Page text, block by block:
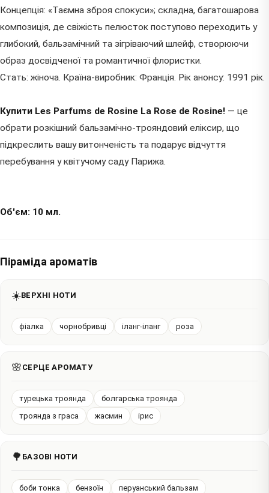
Концепція: «Таємна зброя спокуси»; складна, багатошарова
композиція, де свіжість пелюсток поступово переходить у
глибокий, бальзамічний та зігріваючий шлейф, створюючи
образ досвідченої та романтичної флористки.
Стать: жіноча. Країна-виробник: Франція. Рік анонсу: 1991 рік.
Купити Les Parfums de Rosine La Rose de Rosine! — це
обрати розкішний бальзамічно-трояндовий еліксир, що
підкреслить вашу витонченість та подарує відчуття
перебування у квітучому саду Парижа.
Об'єм: 10 мл.
Піраміда ароматів
☀️ВЕРХНІ НОТИ
фіалка чорнобривці іланг-іланг роза
🌸 СЕРЦЕ АРОМАТУ
турецька троянда
болгарська троянда
троянда з граса
жасмин ірис
🌳 БАЗОВІ НОТИ
боби тонка бензоїн перуанський бальзам